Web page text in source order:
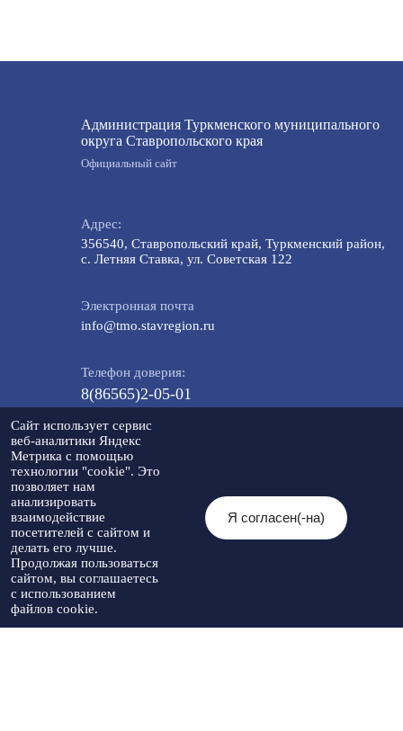
Администрация Туркменского муниципального
округа Ставропольского края
Официальный сайт
Адрес:
356540, Ставропольский край, Туркменский район,
с. Летняя Ставка, ул. Советская 122
Электронная почта
info@tmo.stavregion.ru
Телефон доверия:
8(86565)2-05-01
Мы в социальных сетях:
© 2026 Администрация Туркменского
муниципального округа Ставропольского
края
При использовании материалов необходимо
указывать источник публикации
Сайт использует сервис
веб-аналитики Яндекс
Метрика с помощью
технологии "cookie". Это
позволяет нам
анализировать
взаимодействие
посетителей с сайтом и
делать его лучше.
Продолжая пользоваться
сайтом, вы соглашаетесь
с использованием
файлов cookie.
Я согласен(-на)